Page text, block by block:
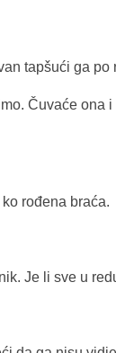
tapšući ga po
Čuvaće ona
rođena braća.
Je li sve u